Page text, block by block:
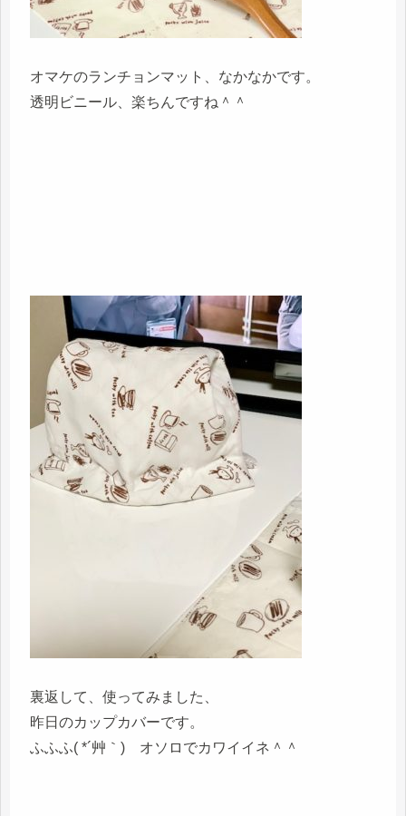
オマケのランチョンマット、なかなかです。
透明ビニール、楽ちんですね＾＾
裏返して、使ってみました、
昨日のカップカバーです。
ふふふ( *´艸｀) オソロでカワイイネ＾＾